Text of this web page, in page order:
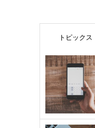
トピックス